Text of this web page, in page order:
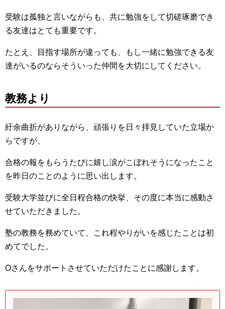
受験は孤独と言いながらも、共に勉強をして切磋琢磨でき
る友達はとても重要です。
たとえ、目指す場所が違っても、もし一緒に勉強できる友
達がいるのならそういった仲間を大切にしてください。
教務より
紆余曲折がありながら、頑張りを日々拝見していた立場か
らですが、
合格の報をもらうたびに嬉し涙がこぼれそうになったこと
を昨日のことのように思い出します。
受験大学並びに全日程合格の快挙、その度に本当に感動さ
せていただきました。
塾の教務を務めていて、これ程やりがいを感じたことは初
めてでした。
Oさんをサポートさせていただけたことに感謝します。